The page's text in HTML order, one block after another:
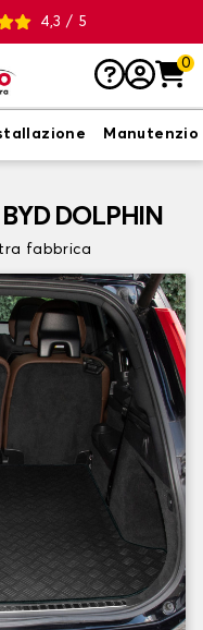
4,3 / 5
0
DOLPHIN
fabbrica